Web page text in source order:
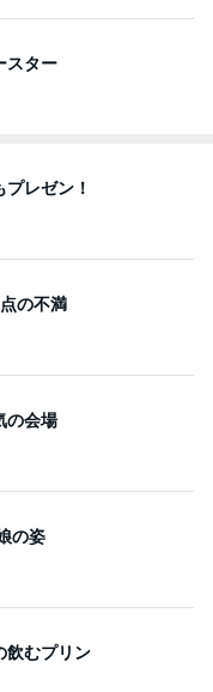
スター
レゼン！
の不満
の会場
の姿
飲むプリン